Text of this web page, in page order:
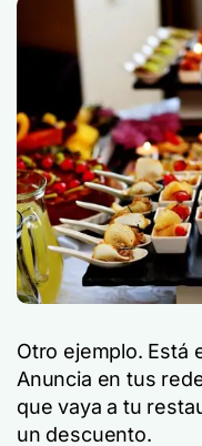
Otro ejemplo. Está
Anuncia en tus
que vaya a tu
un descuento.